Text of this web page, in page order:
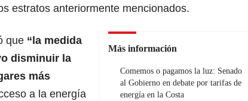
estratos anteriormente mencionados.
Más información
Comemos o pagamos la luz: Senado
al Gobierno en debate por tarifas de
energía en la Costa
que “la medida
disminuir la
más
a la energía